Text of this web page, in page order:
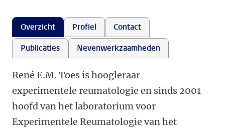
Overzicht Profiel
Contact
Publicaties
Nevenwerkzaamheden
René E.M. Toes is hoogleraar
experimentele reumatologie en sinds 2001
hoofd van het laboratorium voor
Experimentele Reumatologie van het